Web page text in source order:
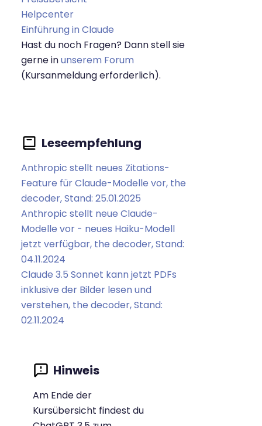
Helpcenter
Einführung in Claude
Hast du noch Fragen? Dann stell sie
gerne inunserem Forum
(Kursanmeldung erforderlich).
Anthropic stellt neues Zitations-
Feature für Claude-Modelle vor, the
decoder, Stand: 25.01.2025
Anthropic stellt neue Claude-
Modelle vor - neues Haiku-Modell
jetzt verfügbar, the decoder, Stand:
04.11.2024
Claude 3.5 Sonnet kann jetzt PDFs
inklusive der Bilder lesen und
verstehen, the decoder, Stand:
02.11.2024
Am Ende der
Kursübersicht findest du